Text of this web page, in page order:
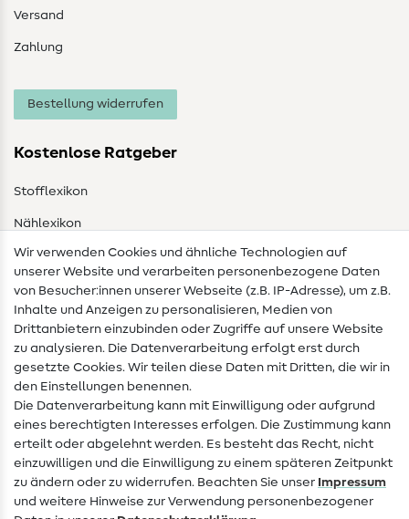
Versand
Zahlung
Bestellung widerrufen
Kostenlose Ratgeber
Stofflexikon
Nählexikon
Nähanleitungen
Hilfe & Kontakt
Kontakt
Infos zum Betreiberwechsel
Widerrufsrecht
Beliebt
Stoffe
Wir verwenden Cookies und ähnliche Technologien auf
unserer Website und verarbeiten personenbezogene Daten
von Besucher:innen unserer Webseite (z.B. IP-Adresse), um z.B.
Inhalte und Anzeigen zu personalisieren, Medien von
Drittanbietern einzubinden oder Zugriffe auf unsere Website
zu analysieren. Die Datenverarbeitung erfolgt erst durch
gesetzte Cookies. Wir teilen diese Daten mit Dritten, die wir in
den Einstellungen benennen.
Die Datenverarbeitung kann mit Einwilligung oder aufgrund
eines berechtigten Interesses erfolgen. Die Zustimmung kann
erteilt oder abgelehnt werden. Es besteht das Recht, nicht
einzuwilligen und die Einwilligung zu einem späteren Zeitpunkt
zu ändern oder zu widerrufen. Beachten Sie unser Impressum
und weitere Hinweise zur Verwendung personenbezogener